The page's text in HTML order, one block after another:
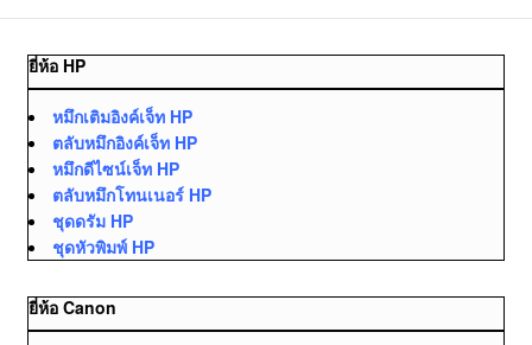
ยี่ห้อ HP
หมึกเติมอิงค์เจ็ท HP
ตลับหมึกอิงค์เจ็ท HP
หมึกดีไซน์เจ็ท HP
ตลับหมึกโทนเนอร์ HP
ชุดดรัม HP
ชุดหัวพิมพ์ HP
ยี่ห้อ Canon